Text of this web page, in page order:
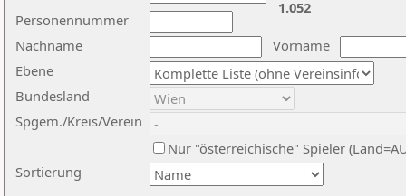
Nachname
Vorname
Ebene
Sortierung
Personennummer
Bundesland
Spgem./Kreis/Verein
Nur "österreichische" Spieler
1.052